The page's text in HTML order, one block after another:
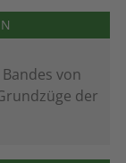
von
der